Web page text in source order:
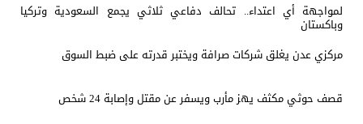
لمواجهة أي اعتداء.. تحالف دفاعي ثلاثي يجمع السعودية وتركيا
وباكستان
مركزي عدن يغلق شركات صرافة ويختبر قدرته على ضبط السوق
قصف حوثي مكثف يهز مأرب ويسفر عن مقتل وإصابة 24 شخص